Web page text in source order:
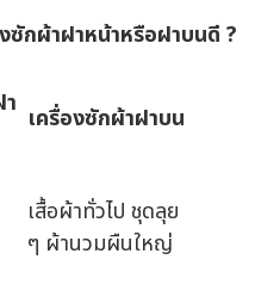
ซักผ้าฝาหน้าหรือฝาบนดี ?
เครื่องซักผ้าฝาบน
เสื้อผ้าทั่วไป ชุดลุย
ๆ ผ้านวมผืนใหญ่